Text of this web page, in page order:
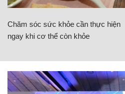
Chăm sóc sức khỏe cần thực hiện
ngay khi cơ thể còn khỏe